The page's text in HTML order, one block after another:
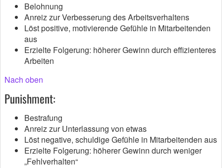
Belohnung
Anreiz zur Verbesserung des Arbeitsverhaltens
Löst positive, motivierende Gefühle in Mitarbeitenden
aus
Erzielte Folgerung: höherer Gewinn durch effizienteres
Arbeiten
Nach oben
Punishment:
Bestrafung
Anreiz zur Unterlassung von etwas
Löst negative, schuldige Gefühle in Mitarbeitenden aus
Erzielte Folgerung: höherer Gewinn durch weniger
„Fehlverhalten“